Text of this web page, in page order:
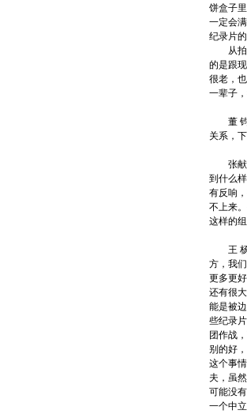
饼盒子
一定会
纪录片
从拍纪
的是跟
很老，
一辈子
董 钧
关系，
张献民
到什么
有反响
不上来
这样的
王 杨
方，我
更多更
还有很
能是被
些纪录
团作战
别的好
这个事
夫，虽
可能没
一个中